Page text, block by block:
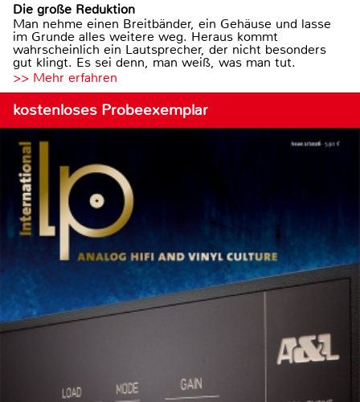
Die große Reduktion
Man nehme einen Breitbänder, ein Gehäuse und lasse
im Grunde alles weitere weg. Heraus kommt
wahrscheinlich ein Lautsprecher, der nicht besonders
gut klingt. Es sei denn, man weiß, was man tut.
>> Mehr erfahren
kostenloses Probeexemplar